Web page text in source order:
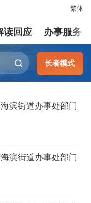
繁体
读回应 办事服务
长者模式
滨街道办事处部门
滨街道办事处部门